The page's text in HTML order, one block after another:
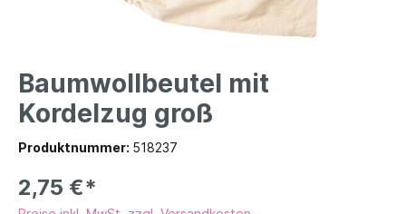
Baumwollbeutel mit
Kordelzug groß
Produktnummer: 518237
2,75 €*